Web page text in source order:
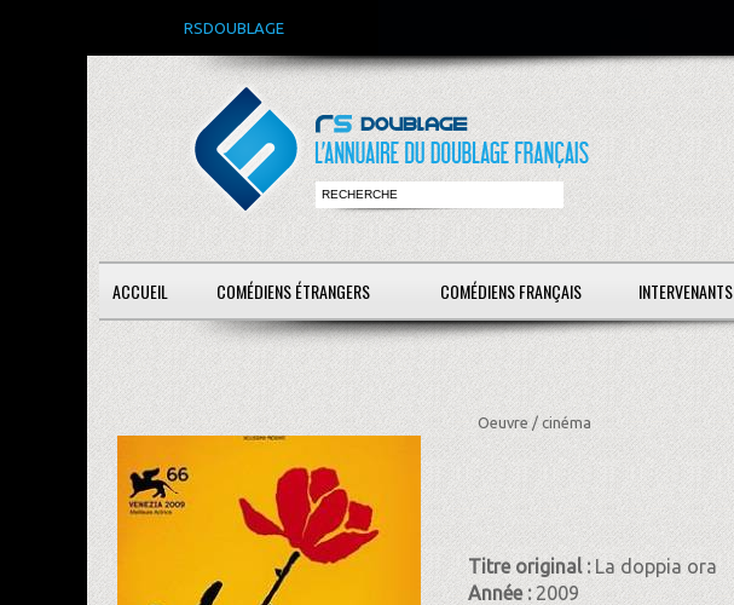
RSDOUBLAGE
ACCUEIL COMÉDIENS ÉTRANGERS COMÉDIENS FRANÇAIS INTERVENANTS
Oeuvre / cinéma
Titre original :La doppia ora
Année :2009